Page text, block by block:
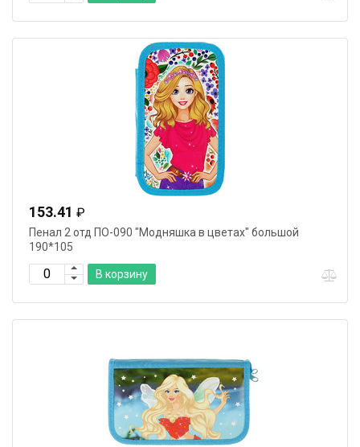
153.41 ₽
Пенал 2 отд ПО-090 "Модняшка в цветах" большой
190*105
В корзину